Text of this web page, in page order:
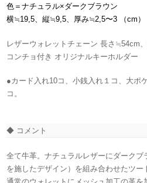
色＝ナチュラル×ダークブラウン
横≒19,5、縦≒9,5、厚み≒2,5〜3 （cm）
レザーウォレットチェーン 長さ≒54cm
コンチョ付き オリジナルキーホルダー
●カード入れ10コ、小銭入れ１コ、大ポ
コ。
◆ コメント
全て牛革。ナチュラルレザーにダーク
を施したデザイン）を組み合わせたツー